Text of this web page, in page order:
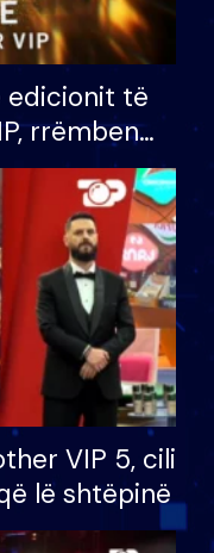
edicionit të
rrëmben
mijë eurosh
VIP 5, cili
lë shtëpinë